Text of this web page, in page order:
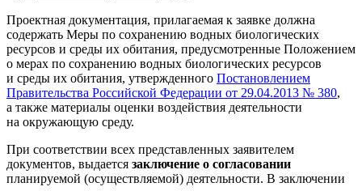
Проектная документация, прилагаемая к заявке должна
содержать Меры по сохранению водных биологических
ресурсов и среды их обитания, предусмотренные Положением
о мерах по сохранению водных биологических ресурсов
и среды их обитания, утвержденного Постановлением
Правительства Российской Федерации от 29.04.2013 № 380,
а также материалы оценки воздействия деятельности
на окружающую среду.
При соответствии всех представленных заявителем
документов, выдается заключение о согласовании
планируемой (осуществляемой) деятельности. В заключении